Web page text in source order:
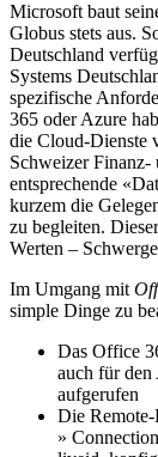
Microsoft baut
Globus stets aus.
Deutschland
Systems
spezifische
365 oder Azure
die Cloud-Dienste
Schweizer Finanz-
entsprechende
kurzem die
zu begleiten.
Werten –
Im Umgang mit
simple Dinge zu
Das Office
auch für
aufgerufen
Die
»